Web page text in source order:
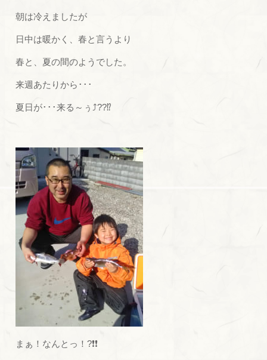
朝は冷えましたが
日中は暖かく、春と言うより
春と、夏の間のようでした。
来週あたりから･･･
夏日が･･･来る～ぅ⤴??⁉
まぁ！なんとっ！?❗❗